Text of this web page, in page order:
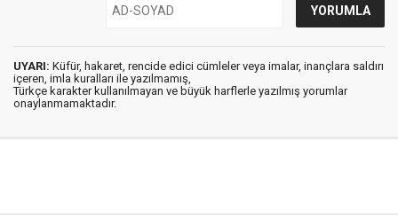
UYARI: Küfür, hakaret, rencide edici cümleler veya imalar, inançlara saldırı
içeren, imla kuralları ile yazılmamış,
Türkçe karakter kullanılmayan ve büyük harflerle yazılmış yorumlar
onaylanmamaktadır.